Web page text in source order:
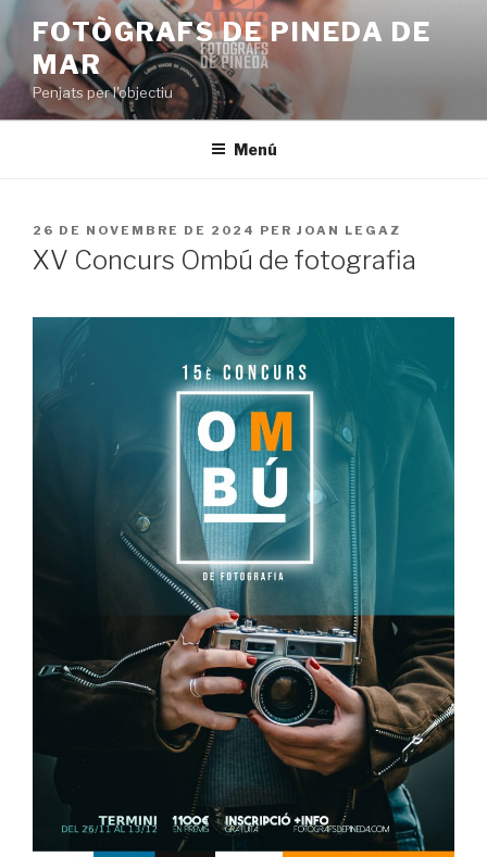
al
contingut
FOTÒGRAFS DE PINEDA DE
MAR
Penjats per l'objectiu
Menú
PUBLICAT
A
26 DE NOVEMBRE DE 2024 PER JOAN LEGAZ
XV Concurs Ombú de fotografia